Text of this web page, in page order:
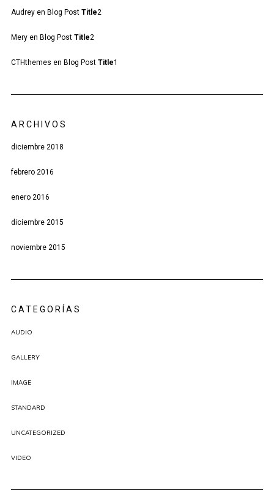
Audreyen Blog Post Title2
Meryen Blog Post Title2
CTHthemes en Blog Post Title1
ARCHIVOS
diciembre 2018
febrero 2016
enero 2016
diciembre 2015
noviembre 2015
CATEGORÍAS
AUDIO
GALLERY
IMAGE
STANDARD
UNCATEGORIZED
VIDEO